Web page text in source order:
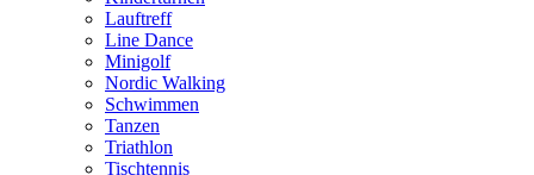
Lauftreff
Line Dance
Minigolf
Nordic Walking
Schwimmen
Tanzen
Triathlon
Tischtennis